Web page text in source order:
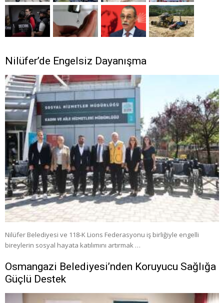
Nilüfer’de Engelsiz Dayanışma
Nilüfer Belediyesi ve 118-K Lions Federasyonu iş birliğiyle engelli
bireylerin sosyal hayata katılımını artırmak …
Osmangazi Belediyesi’nden Koruyucu Sağlığa
Güçlü Destek